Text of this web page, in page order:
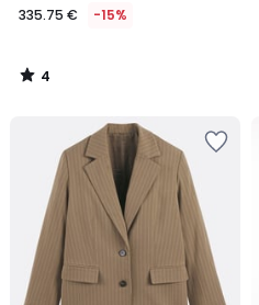
335.75 € -15%
4
/